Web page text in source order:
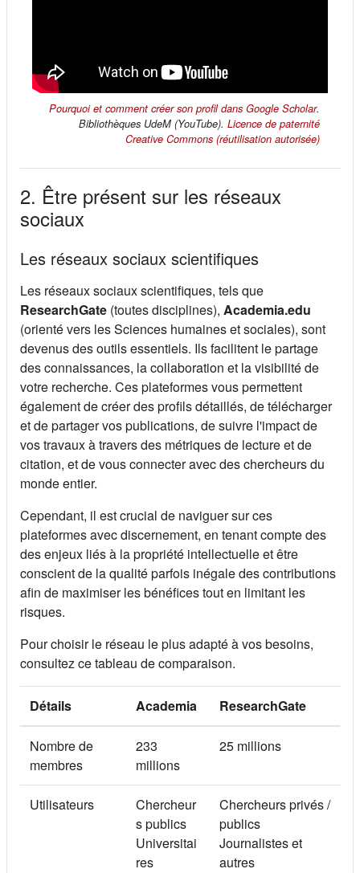
Pourquoi et comment créer son profil dans Google Scholar(s'ouvre
.
Bibliothèques UdeM (YouTube). Licence de paternité
Creative Commons (réutilisation autorisée)(s'ouvre
2. Être présent sur les réseaux
sociaux
Les réseaux sociaux scientifiques
Les réseaux sociaux scientifiques, tels que
ResearchGate (toutes disciplines), Academia.edu
(orienté vers les Sciences humaines et sociales), sont
devenus des outils essentiels. Ils facilitent le partage
des connaissances, la collaboration et la visibilité de
votre recherche. Ces plateformes vous permettent
également de créer des profils détaillés, de télécharger
et de partager vos publications, de suivre l'impact de
vos travaux à travers des métriques de lecture et de
citation, et de vous connecter avec des chercheurs du
monde entier.
Cependant, il est crucial de naviguer sur ces
plateformes avec discernement, en tenant compte des
des enjeux liés à la propriété intellectuelle et être
conscient de la qualité parfois inégale des contributions
afin de maximiser les bénéfices tout en limitant les
risques.
Pour choisir le réseau le plus adapté à vos besoins,
consultez ce tableau de comparaison.
Détails Academia ResearchGate
Nombre de
membres
233
millions
25 millions
Utilisateurs
Chercheur
s publics
Universitai
res
Chercheurs privés /
publics
Journalistes et
autres